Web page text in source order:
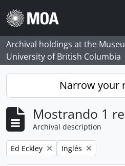
Skip to main content
Archival holdings at the
University of British Columbia
Narrow your
Mostrando 1
Archival description
Remove filter:
Ed Eckley Remove filter:
Inglés